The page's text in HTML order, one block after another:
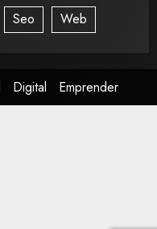
Seo Web
Digital Emprender